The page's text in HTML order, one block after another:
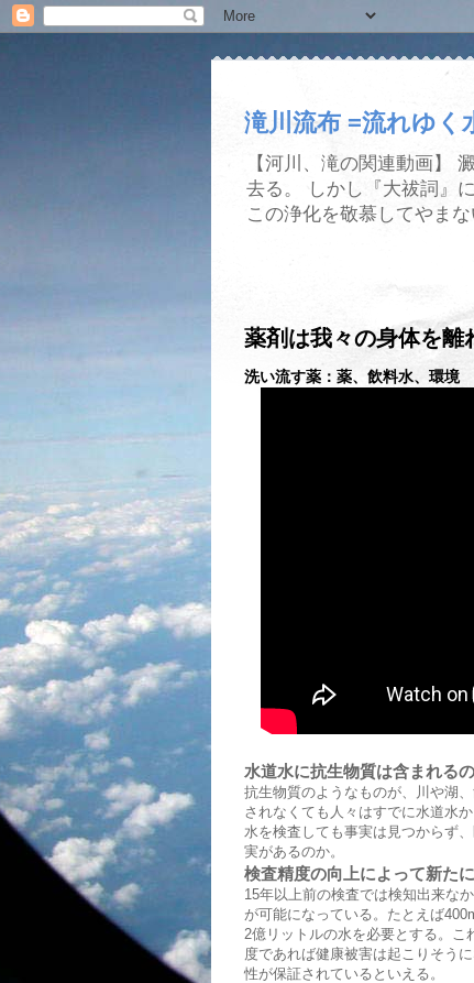
滝川流布 =流れゆく
【河川、滝の関連動画】
去る。 しかし『大祓詞』
この浄化を敬慕してやまな
薬剤は我々の身体を離
洗い流す薬：薬、飲料水、環境
水道水に抗生物質は含まれる
抗生物質のようなものが、川や湖
されなくても人々はすでに水道水
水を検査しても事実は見つからず
実があるのか。
検査精度の向上によって新た
15年以上前の検査では検知出来な
が可能になっている。たとえば
2億リットルの水を必要とする。こ
度であれば健康被害は起こりそう
性が保証されているといえる。